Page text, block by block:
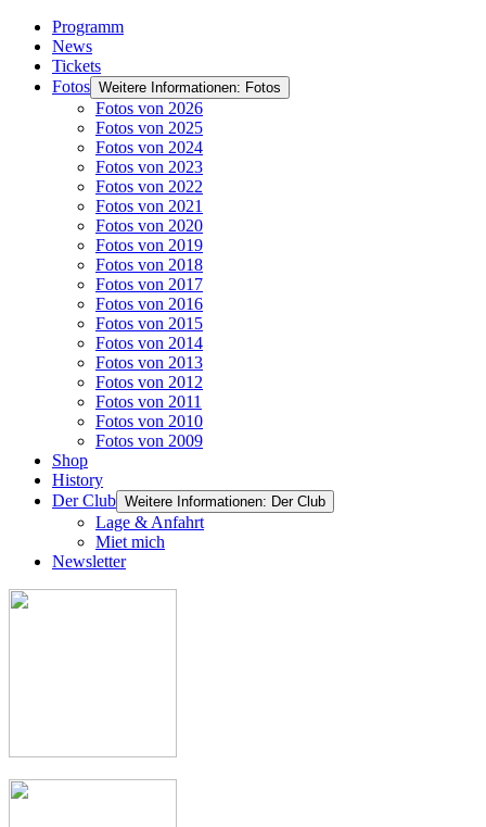
Programm
News
Tickets
Fotos Weitere Informationen: Fotos
Fotos von 2026
Fotos von 2025
Fotos von 2024
Fotos von 2023
Fotos von 2022
Fotos von 2021
Fotos von 2020
Fotos von 2019
Fotos von 2018
Fotos von 2017
Fotos von 2016
Fotos von 2015
Fotos von 2014
Fotos von 2013
Fotos von 2012
Fotos von 2011
Fotos von 2010
Fotos von 2009
Shop
History
Der Club Weitere Informationen: Der Club
Lage & Anfahrt
Miet mich
Newsletter